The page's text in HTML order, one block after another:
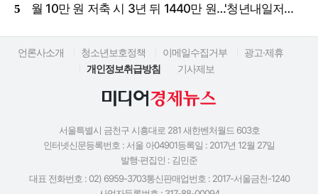
월 10만 원 저축 시 3년 뒤 1440만 원…'청년내일저축계좌' 신규 모집
언론사소개 청소년보호정책 이메일수집거부
광고·제휴
개인정보취급방침
기사제보
서울특별시 금천구 시흥대로 281 새한벤처월드 603호
인터넷신문등록번호 : 서울 아04901등록일 : 2017년 12월 27일
발행·편집인 : 김민준
대표 전화번호 : 02) 6959-3703통신판매업번호 : 2017-서울금천-1240